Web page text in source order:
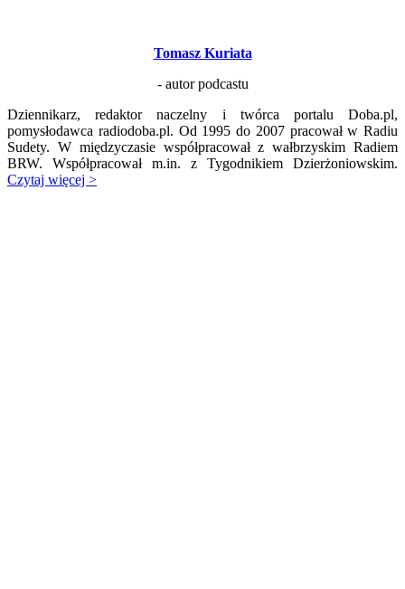
Tomasz Kuriata
- autor podcastu
Dziennikarz, redaktor naczelny i twórca portalu Doba.pl,
pomysłodawca radiodoba.pl. Od 1995 do 2007 pracował w Radiu
Sudety. W międzyczasie współpracował z wałbrzyskim Radiem
BRW. Współpracował m.in. z Tygodnikiem Dzierżoniowskim.
Czytaj więcej >